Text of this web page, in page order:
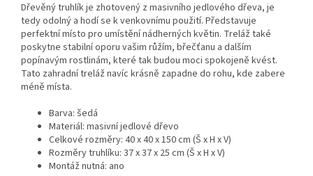
Dřevěný truhlík je zhotovený z masivního jedlového dřeva, je
tedy odolný a hodí se k venkovnímu použití. Představuje
perfektní místo pro umístění nádherných květin. Treláž také
poskytne stabilní oporu vašim růžím, břečťanu a dalším
popínavým rostlinám, které tak budou moci spokojeně kvést.
Tato zahradní treláž navíc krásně zapadne do rohu, kde zabere
méně místa.
Barva: šedá
Materiál: masivní jedlové dřevo
Celkové rozměry: 40 x 40 x 150 cm (Š x H x V)
Rozměry truhlíku: 37 x 37 x 25 cm (Š x H x V)
Montáž nutná: ano